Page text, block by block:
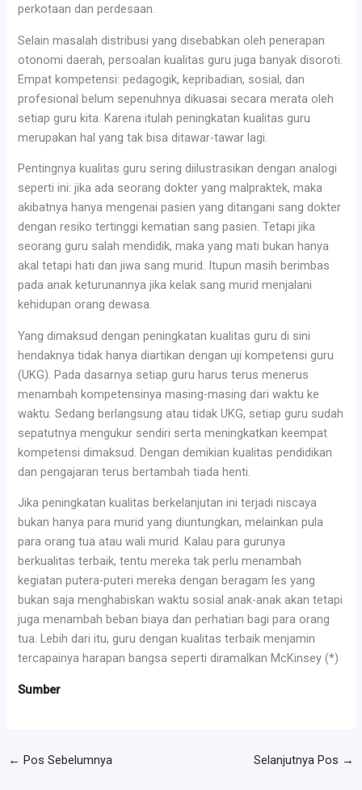
perkotaan dan perdesaan.
Selain masalah distribusi yang disebabkan oleh penerapan
otonomi daerah, persoalan kualitas guru juga banyak disoroti.
Empat kompetensi: pedagogik, kepribadian, sosial, dan
profesional belum sepenuhnya dikuasai secara merata oleh
setiap guru kita. Karena itulah peningkatan kualitas guru
merupakan hal yang tak bisa ditawar-tawar lagi.
Pentingnya kualitas guru sering diilustrasikan dengan analogi
seperti ini: jika ada seorang dokter yang malpraktek, maka
akibatnya hanya mengenai pasien yang ditangani sang dokter
dengan resiko tertinggi kematian sang pasien. Tetapi jika
seorang guru salah mendidik, maka yang mati bukan hanya
akal tetapi hati dan jiwa sang murid. Itupun masih berimbas
pada anak keturunannya jika kelak sang murid menjalani
kehidupan orang dewasa.
Yang dimaksud dengan peningkatan kualitas guru di sini
hendaknya tidak hanya diartikan dengan uji kompetensi guru
(UKG). Pada dasarnya setiap guru harus terus menerus
menambah kompetensinya masing-masing dari waktu ke
waktu. Sedang berlangsung atau tidak UKG, setiap guru sudah
sepatutnya mengukur sendiri serta meningkatkan keempat
kompetensi dimaksud. Dengan demikian kualitas pendidikan
dan pengajaran terus bertambah tiada henti.
Jika peningkatan kualitas berkelanjutan ini terjadi niscaya
bukan hanya para murid yang diuntungkan, melainkan pula
para orang tua atau wali murid. Kalau para gurunya
berkualitas terbaik, tentu mereka tak perlu menambah
kegiatan putera-puteri mereka dengan beragam les yang
bukan saja menghabiskan waktu sosial anak-anak akan tetapi
juga menambah beban biaya dan perhatian bagi para orang
tua. Lebih dari itu, guru dengan kualitas terbaik menjamin
tercapainya harapan bangsa seperti diramalkan McKinsey (*)
Sumber
← Pos Sebelumnya Selanjutnya Pos →